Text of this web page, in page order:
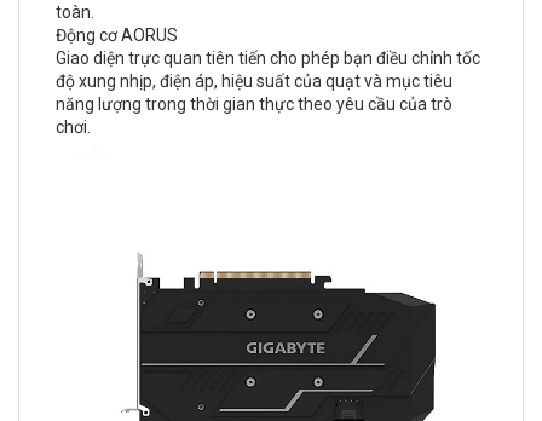
toàn.
Động cơ AORUS
Giao diện trực quan tiên tiến cho phép bạn điều chỉnh tốc
độ xung nhịp, điện áp, hiệu suất của quạt và mục tiêu
năng lượng trong thời gian thực theo yêu cầu của trò
chơi.